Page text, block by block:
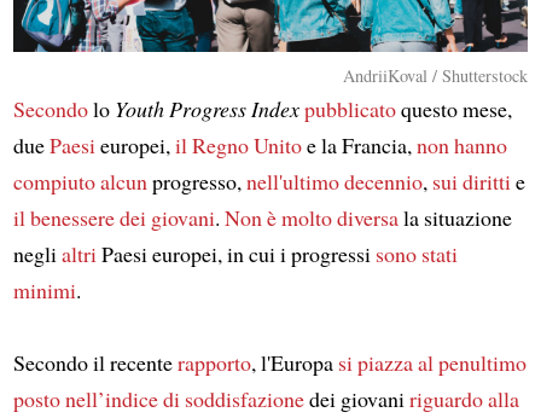
AndriiKoval / Shutterstock
Secondolo Youth Progress Indexpubblicatoquesto mese,
duePaesieuropei,il Regno Unitoe la Francia,non hanno
compiuto alcunprogresso,nell'ultimo decennio, sui dirittie
il benessere dei giovani. Non è molto diversala situazione
neglialtriPaesi europei, in cui i progressi sono stati
minimi.
Secondo il recenterapporto, l'Europa si piazza al penultimo
postonell’indice di soddisfazionedei giovaniriguardo alla